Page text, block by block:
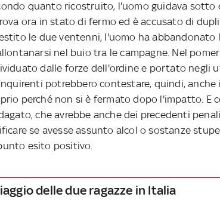
quanto ricostruito, l'uomo guidava sotto
ora in stato di fermo ed è accusato di
le due ventenni, l'uomo ha
nel buio tra le campagne. Nel
dalle forze dell'ordine e portato negli
potrebbero contestare, quindi, anche
perché non si è fermato dopo l'impatto. E
che avrebbe anche dei precedenti
se avesse assunto alcol o sostanze
esito positivo.
delle due ragazze in Italia